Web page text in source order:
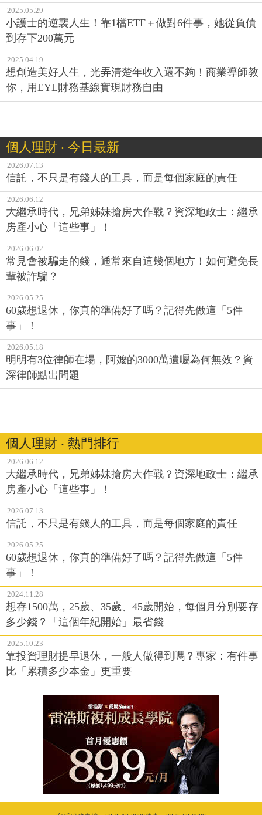
2025.05.29
小護士的逆襲人生！靠1檔ETF＋做對6件事，她從負債
到存下200萬元
2025.04.19
想創造美好人生，光弄清楚年收入還不夠！商業導師教
你，用EYL財務基線實現財務自由
個人理財 ‧ 今日最新
2026.07.13
信託，不只是有錢人的工具，而是每個家庭的責任
2026.06.12
大繼承時代，兄弟姊妹搶房大作戰？資深地政士：繼承
房產小心「這些事」！
2026.06.02
常見會被騙走的錢，通常來自這幾個地方！如何避免長
輩被詐騙？
2026.05.25
60歲想退休，你真的準備好了嗎？記得先做這「5件
事」！
2026.05.18
明明有3位律師在場，阿嬤的3000萬遺囑為何無效？資
深律師點出問題
個人理財 ‧ 熱門排行
2026.06.12
大繼承時代，兄弟姊妹搶房大作戰？資深地政士：繼承
房產小心「這些事」！
2026.07.13
信託，不只是有錢人的工具，而是每個家庭的責任
2026.05.25
60歲想退休，你真的準備好了嗎？記得先做這「5件
事」！
2024.11.28
想存1500萬，25歲、35歲、45歲開始，每個月分別要存
多少錢？「這個年紀開始」最省錢
2025.10.23
靠投資理財提早退休，一般人做得到嗎？專家：有件事
比「累積多少本金」更重要